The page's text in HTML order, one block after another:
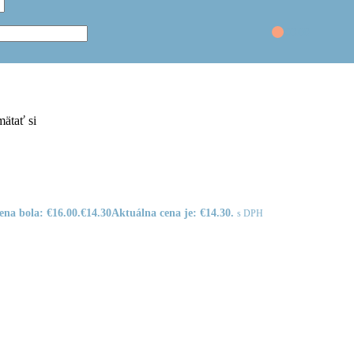
si
€
bola: €16.00.€14.30Aktuálna cena je: €14.30. s DPH